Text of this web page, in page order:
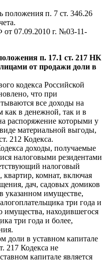
положения п. 7 ст. 346.26
07.09.2010 г. №03-11-
п. 17.1 ст. 217 НК
от продажи доли в
кодекса Российской
что при
все доходы на
как в денежной, так и в
распоряжение которыми у
материальной выгоды,
212 Кодекса.
доходы, получаемые
налоговыми резидентами
налоговый
комнат, включая
дач, садовых домиков
указанном имуществе,
три года и
имущества, находившегося
три года и более,
доли в уставном капитале
217 Кодекса не
капитале является